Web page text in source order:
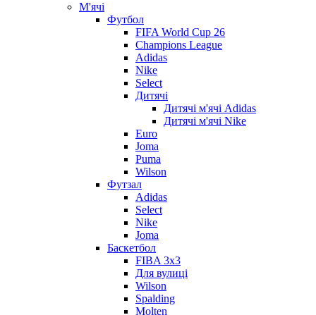
М'ячі
Футбол
FIFA World Cup 26
Champions League
Adidas
Nike
Select
Дитячі
Дитячі м'ячі Adidas
Дитячі м'ячі Nike
Euro
Joma
Puma
Wilson
Футзал
Adidas
Select
Nike
Joma
Баскетбол
FIBA 3x3
Для вулиці
Wilson
Spalding
Molten